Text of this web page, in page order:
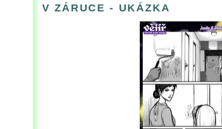
V ZÁRUCE - UKÁZKA